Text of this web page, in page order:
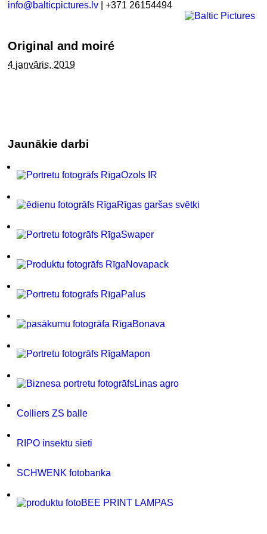
info@balticpictures.lv | +371 26154494
Original and moiré
4 janvāris, 2019
Jaunākie darbi
Ozols IR
Rīgas garšas svētki
Swaper
Novapack
Palus
Bonava
Mapon
Linas agro
Colliers ZS balle
RIPO insektu sieti
SCHWENK fotobanka
BEE PRINT LAMPAS